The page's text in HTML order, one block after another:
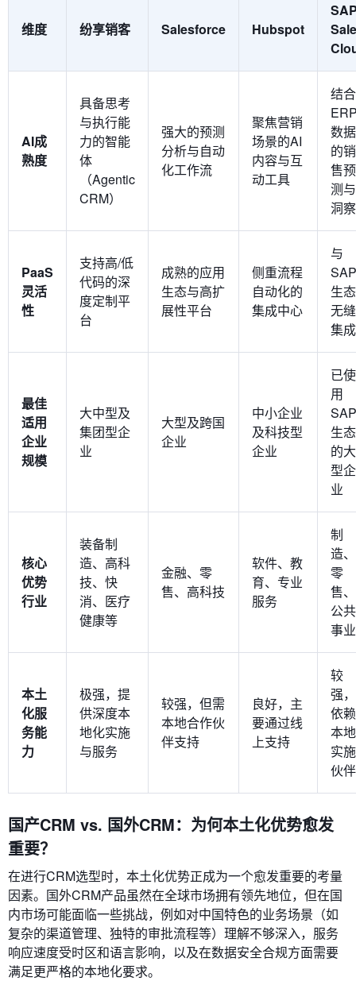
维度 纷享销客 Salesforce Hubspot
AI成
熟度
具备思考
与执行能
力的智能
体
（Agentic
CRM）
强大的预测
分析与自动
化工作流
聚焦营销
场景的AI
内容与互
动工具
结合
数据
的销
售预
测与
洞察
PaaS
灵活
性
支持高/低
代码的深
度定制平
台
成熟的应用
生态与高扩
展性平台
侧重流程
自动化的
集成中心
与
SAP
生态
无缝
集成
最佳
适用
企业
规模
大中型及
集团型企
业
大型及跨国
企业
中小企业
及科技型
企业
已使
用
SAP
生态
的大
型企
业
核心
优势
行业
装备制
造、高科
技、快
消、医疗
健康等
金融、零
售、高科技
软件、教
育、专业
服务
制
造、
零
售、
公共
事业
本土
化服
务能
力
极强，提
供深度本
地化实施
与服务
较强，但需
本地合作伙
伴支持
良好，主
要通过线
上支持
较
强，
依赖
本地
实施
伙伴
国产CRM vs. 国外CRM：为何本土化优势愈发
重要？
在进行CRM选型时，本土化优势正成为一个愈发重要的考量
因素。国外CRM产品虽然在全球市场拥有领先地位，但在国
内市场可能面临一些挑战，例如对中国特色的业务场景（如
复杂的渠道管理、独特的审批流程等）理解不够深入，服务
响应速度受时区和语言影响，以及在数据安全合规方面需要
满足更严格的本地化要求。